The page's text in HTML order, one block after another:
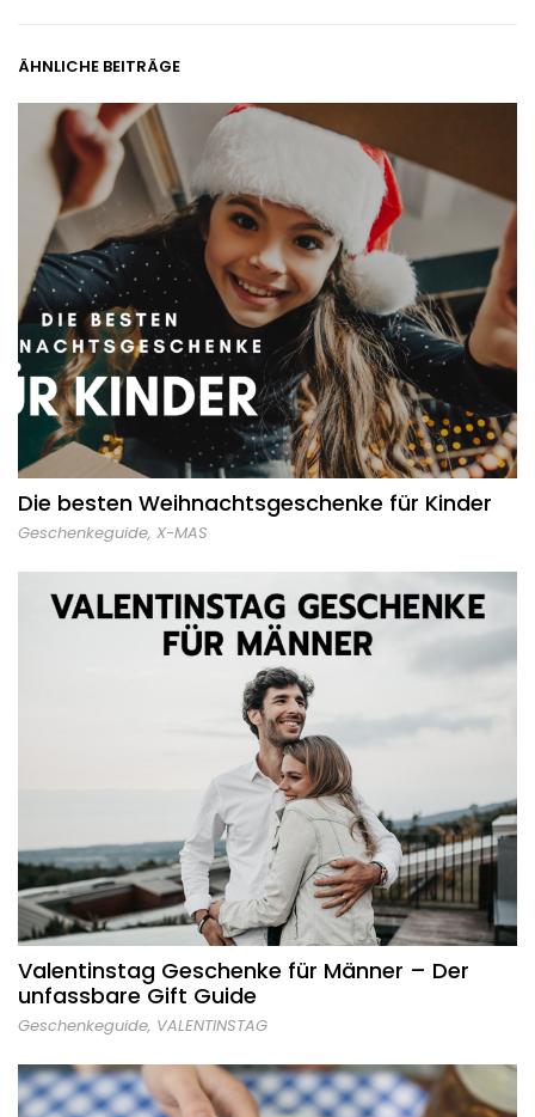
ÄHNLICHE BEITRÄGE
Die besten Weihnachtsgeschenke für Kinder
Geschenkeguide, X-MAS
Valentinstag Geschenke für Männer – Der
unfassbare Gift Guide
Geschenkeguide, VALENTINSTAG